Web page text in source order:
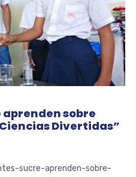
aprenden sobre
Divertidas”
sucre-aprenden-sobre-